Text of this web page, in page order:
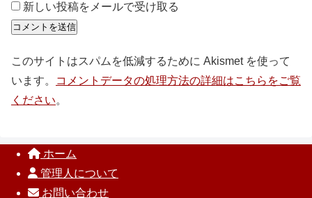
新しい投稿をメールで受け取る
このサイトはスパムを低減するために Akismet を使って
います。
コメントデータの処理方法の詳細はこちらをご覧
ください。
ホーム
管理人について
お問い合わせ